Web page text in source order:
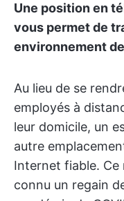
Une position en
vous permet de
environnement
Au lieu de se
employés à
leur domicile, un
autre
Internet fiable. Ce
connu un regain